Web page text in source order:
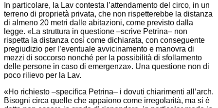
In particolare, la Lav contesta l’attendamento del circo, in un
terreno di proprietà privata, che non rispetterebbe la distanza
di almeno 20 metri dalle abitazioni, come previsto dalla
legge. «La struttura in questione –scrive Petrina– non
rispetta la distanza così come dichiarata, con conseguente
pregiudizio per l’eventuale avvicinamento e manovra di
mezzi di soccorso nonché per la possibilità di sfollamento
delle persone in caso di emergenza». Una questione non di
poco rilievo per la Lav.
«Ho richiesto –specifica Petrina– i dovuti chiarimenti all’arch.
Bisogni circa quelle che appaiono come irregolarità, ma si è